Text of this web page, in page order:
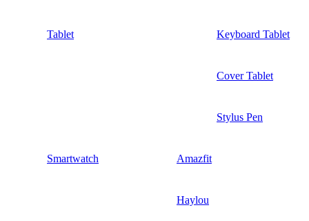
Tablet Keyboard Tablet
Cover Tablet
Stylus Pen
Smartwatch Amazfit
Haylou